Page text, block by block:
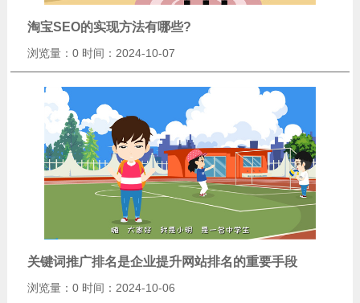
淘宝SEO的实现方法有哪些?
浏览量：0 时间：2024-10-07
关键词推广排名是企业提升网站排名的重要手段
浏览量：0 时间：2024-10-06